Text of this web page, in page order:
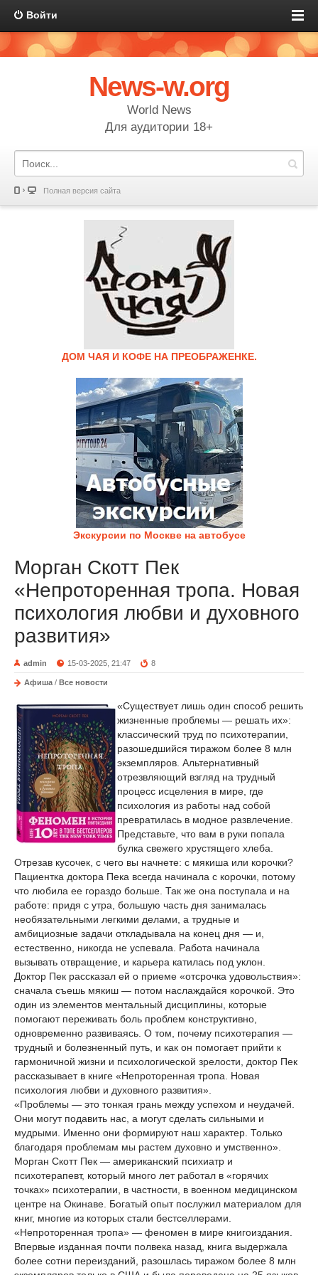
Войти
News-w.org
World News
Для аудитории 18+
Полная версия сайта
ДОМ ЧАЯ И КОФЕ НА ПРЕОБРАЖЕНКЕ.
Экскурсии по Москве на автобусе
Морган Скотт Пек
«Непроторенная тропа. Новая
психология любви и духовного
развития»
admin 15-03-2025, 21:47 8
Афиша / Все новости
«Существует лишь один способ решить
жизненные проблемы — решать их»:
классический труд по психотерапии,
разошедшийся тиражом более 8 млн
экземпляров. Альтернативный
отрезвляющий взгляд на трудный
процесс исцеления в мире, где
психология из работы над собой
превратилась в модное развлечение.
Представьте, что вам в руки попала
булка свежего хрустящего хлеба.
Отрезав кусочек, с чего вы начнете: с мякиша или корочки?
Пациентка доктора Пека всегда начинала с корочки, потому
что любила ее гораздо больше. Так же она поступала и на
работе: придя с утра, большую часть дня занималась
необязательными легкими делами, а трудные и
амбициозные задачи откладывала на конец дня — и,
естественно, никогда не успевала. Работа начинала
вызывать отвращение, и карьера катилась под уклон.
Доктор Пек рассказал ей о приеме «отсрочка удовольствия»:
сначала съешь мякиш — потом наслаждайся корочкой. Это
один из элементов ментальный дисциплины, которые
помогают переживать боль проблем конструктивно,
одновременно развиваясь. О том, почему психотерапия —
трудный и болезненный путь, и как он помогает прийти к
гармоничной жизни и психологической зрелости, доктор Пек
рассказывает в книге «Непроторенная тропа. Новая
психология любви и духовного развития».
«Проблемы — это тонкая грань между успехом и неудачей.
Они могут подавить нас, а могут сделать сильными и
мудрыми. Именно они формируют наш характер. Только
благодаря проблемам мы растем духовно и умственно».
Морган Скотт Пек — американский психиатр и
психотерапевт, который много лет работал в «горячих
точках» психотерапии, в частности, в военном медицинском
центре на Окинаве. Богатый опыт послужил материалом для
книг, многие из которых стали бестселлерами.
«Непроторенная тропа» — феномен в мире книгоиздания.
Впервые изданная почти полвека назад, книга выдержала
более сотни переизданий, разошлась тиражом более 8 млн